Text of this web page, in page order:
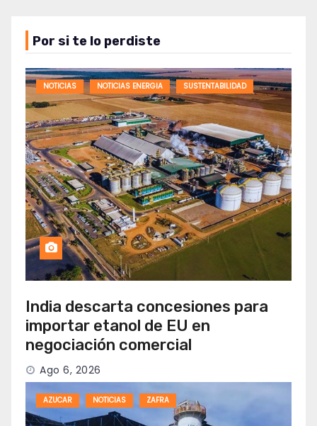
Por si te lo perdiste
NOTICIAS NOTICIAS ENERGIA SUSTENTABILIDAD
India descarta concesiones para
importar etanol de EU en
negociación comercial
Ago 6, 2026
AZUCAR NOTICIAS ZAFRA